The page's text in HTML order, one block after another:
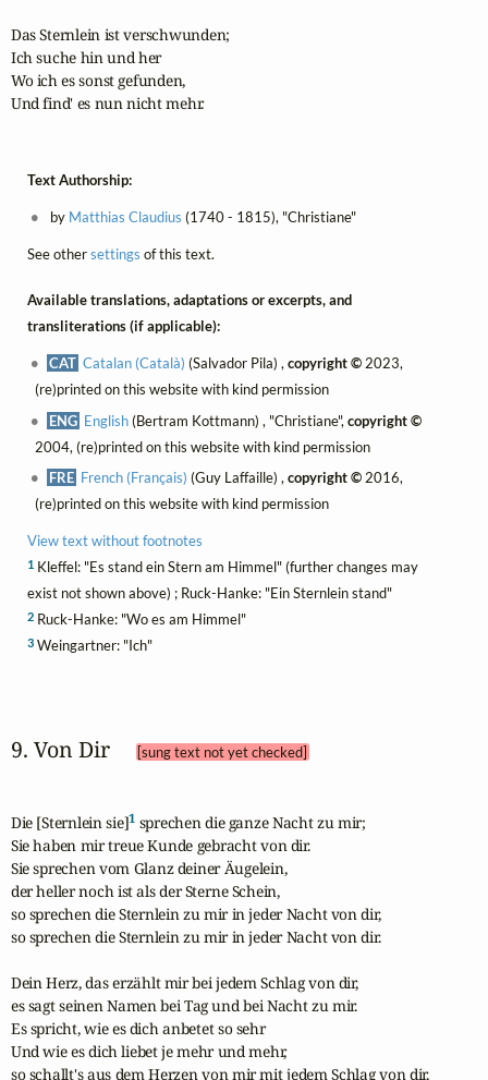
Das Sternlein ist verschwunden;
Ich suche hin und her
Wo ich es sonst gefunden,
Und find' es nun nicht mehr.
Text Authorship:
by Matthias Claudius (1740 - 1815), "Christiane"
See othersettings of this text.
Available translations, adaptations or excerpts, and
transliterations (if applicable):
CAT Catalan (Català) (Salvador Pila) ,copyright ©2023,
(re)printed on this website with kind permission
ENG English(Bertram Kottmann) , "Christiane",copyright ©
2004, (re)printed on this website with kind permission
FRE French (Français) (Guy Laffaille) ,copyright © 2016,
(re)printed on this website with kind permission
View text without footnotes
1Kleffel: "Es stand ein Stern am Himmel" (further changes may
exist not shown above) ; Ruck-Hanke: "Ein Sternlein stand"
2Ruck-Hanke: "Wo es am Himmel"
3Weingartner: "Ich"
9. Von Dir [sung text not yet checked]
Die [Sternlein sie]1 sprechen die ganze Nacht zu mir;
Sie haben mir treue Kunde gebracht von dir.
Sie sprechen vom Glanz deiner Äugelein,
der heller noch ist als der Sterne Schein,
so sprechen die Sternlein zu mir in jeder Nacht von dir,
so sprechen die Sternlein zu mir in jeder Nacht von dir.
Dein Herz, das erzählt mir bei jedem Schlag von dir,
es sagt seinen Namen bei Tag und bei Nacht zu mir.
Es spricht, wie es dich anbetet so sehr
Und wie es dich liebet je mehr und mehr,
so schallt's aus dem Herzen von mir mit jedem Schlag von dir,